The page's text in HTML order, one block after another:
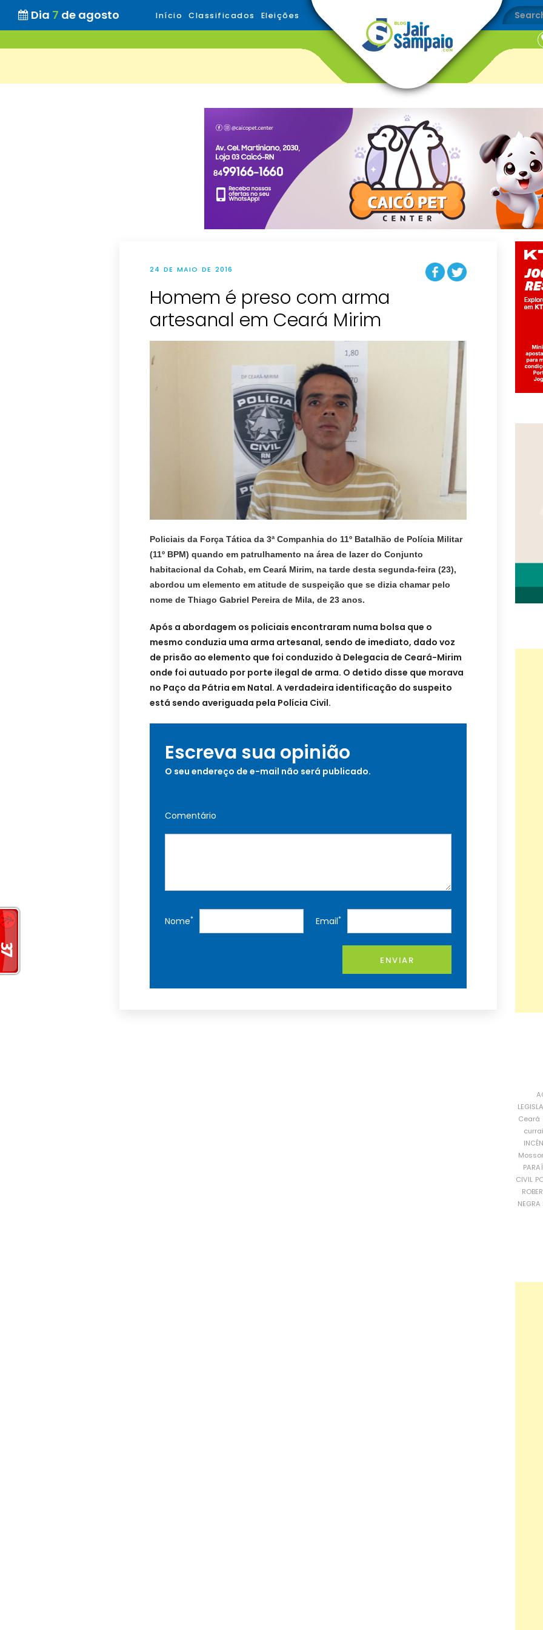
Dia 7 de agosto Início Classificados Eleições
24 DE MAIO DE 2016
Homem é preso com arma
Policiais da Força Tática da 3ª Companhia do 11º Batalhão de Polícia Militar
(11º BPM) quando em patrulhamento na área de lazer do Conjunto
habitacional da Cohab, em Ceará Mirim, na tarde desta segunda-feira (23),
abordou um elemento em atitude de suspeição que se dizia chamar pelo
nome de Thiago Gabriel Pereira de Mila, de 23 anos.
Após a abordagem os policiais encontraram numa bolsa que o
mesmo conduzia uma arma artesanal, sendo de imediato, dado voz
de prisão ao elemento que foi conduzido à Delegacia de Ceará-Mirim
onde foi autuado por porte ilegal de arma. O detido disse que morava
no Paço da Pátria em Natal. Averdadeira identificação do suspeito
está sendo averiguada pela Polícia Civil.
Escreva sua opinião
O seu endereço de e-mail não será publicado.
Comentário
Nome* Email*
ENVIAR
Ceará
CIVIL
NEGRA